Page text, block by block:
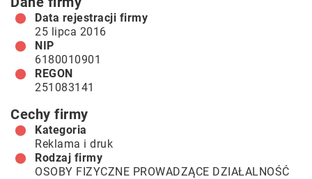
Data rejestracji firmy
25 lipca 2016
NIP
6180010901
REGON
251083141
Cechy firmy
Kategoria
Reklama i druk
Rodzaj firmy
OSOBY FIZYCZNE PROWADZĄCE DZIAŁALNOŚĆ